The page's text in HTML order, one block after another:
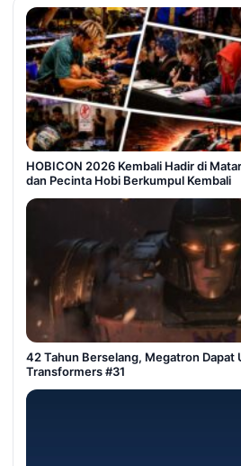
HOBICON 2026 Kembali Hadir di
dan Pecinta Hobi Berkumpul Kembali
42 Tahun Berselang, Megatron Dapat
Transformers #31